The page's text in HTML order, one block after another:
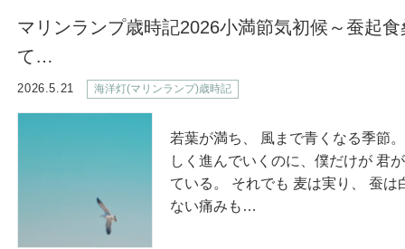
マリンランプ歳時記2026小満節気初候～蚕起
て…
2026.5.21 海洋灯(マリンランプ)歳時記
若葉が満ち、 風まで青くなる季節
しく進んでいくのに、僕だけが 君
ている。 それでも 麦は実り、 蚕は
ない痛みも…